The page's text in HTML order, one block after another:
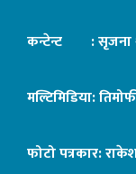
कन्टेन्ट : सृजना
मल्टिमिडिया:
फोटो पत्रकार: